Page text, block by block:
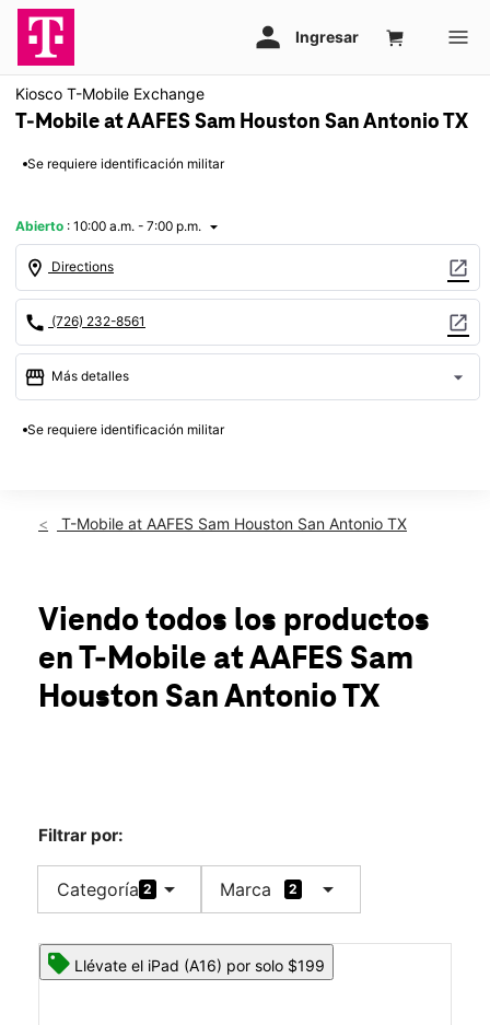
Kiosco T-Mobile Exchange
T-Mobile at AAFES Sam Houston San Antonio TX
Se requiere identificación militar
Abierto : 10:00 a.m. - 7:00 p.m. arrow_drop_down
location_on Directions open_in_new
call (726) 232-8561 open_in_new
storefront Más detalles arrow_drop_down
access_time Abrir
Mar.: 11:00 a.m. a 8:00 p.m.
Mié.:10:00 a.m. a 8:00 p.m.
location_on
2500 Funston Road Bldg B-2542 Fort Sam Houston, TX 78234
Se requiere identificación militar
T-Mobile at AAFES Sam Houston San Antonio TX
Viendo todos los productos
en T-Mobile at AAFES Sam
Houston San Antonio TX
Filtrar por:
Categoría 2 arrow_drop_down Marca 2 arrow_drop_down
Llévate el iPad (A16) por solo $199